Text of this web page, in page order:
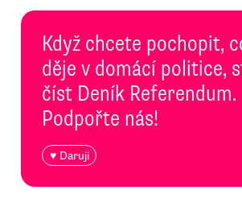
Když chcete pochopit,
děje v domácí politice,
číst Deník Referendum.
Podpořte nás!
♥ Daruji